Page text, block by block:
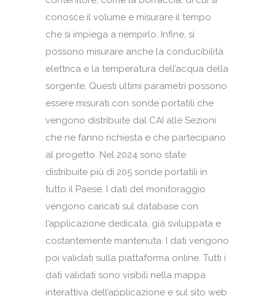
conosce il volume e misurare il tempo
che si impiega a riempirlo. Infine, si
possono misurare anche la conducibilità
elettrica e la temperatura dell’acqua della
sorgente. Questi ultimi parametri possono
essere misurati con sonde portatili che
vengono distribuite dal CAI alle Sezioni
che ne fanno richiesta e che partecipano
al progetto. Nel 2024 sono state
distribuite più di 205 sonde portatili in
tutto il Paese. I dati del monitoraggio
vengono caricati sul database con
l’applicazione dedicata, già sviluppata e
costantemente mantenuta. I dati vengono
poi validati sulla piattaforma online. Tutti i
dati validati sono visibili nella mappa
interattiva dell’applicazione e sul sito web